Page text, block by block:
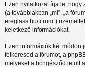
k
Ezen nyilatkozat írja le, hogy
(a továbbiakban „mi”, „a
ereglass.hu/forum”)
keletkező információkat.
Ezen információk két módon
felkeresed a fórumot, a
melyeket a böngésződ letölt